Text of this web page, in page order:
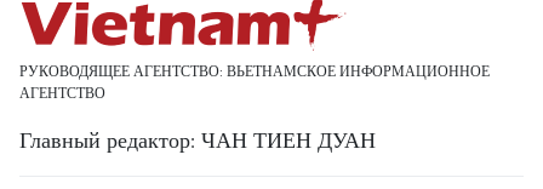
РУКОВОДЯЩЕЕ АГЕНТСТВО: ВЬЕТНАМСКОЕ ИНФОРМАЦИОННОЕ
АГЕНТСТВО
Главный редактор: ЧАН ТИЕН ДУАН